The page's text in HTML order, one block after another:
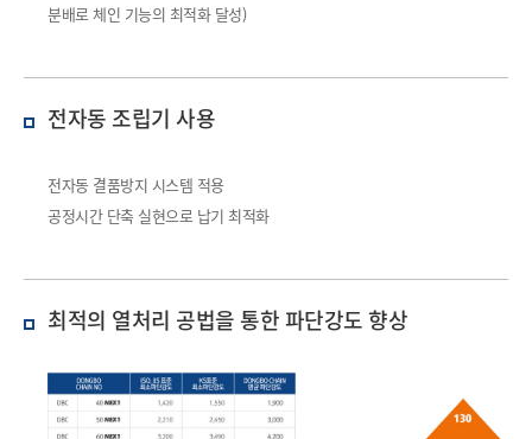
분배로 체인 기능의 최적화 달성)
전자동 조립기 사용
전자동 결품방지 시스템 적용
공정시간 단축 실현으로 납기 최적화
최적의 열처리 공법을 통한파단강도 향상